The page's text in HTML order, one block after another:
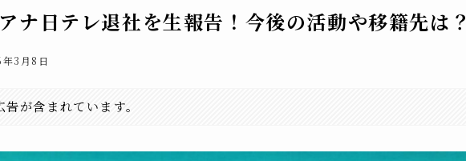
ナ日テレ退社を生報告！今後の活動や移籍先は？
3月8日
が含まれています。